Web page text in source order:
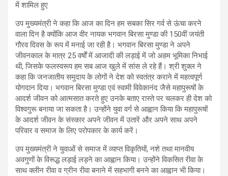
में शामिल हुए
उप मुख्यमंत्री ने कहा कि आज का दिन हम सबका सिर गर्व से ऊंचा करने
वाला दिन है क्योंकि आज वीर नायक भगवान बिरसा मुण्डा की 150वीं जयंती
गौरव दिवस के रूप में मनाई जा रही है। भगवान बिरसा मुण्डा ने अपने
जीवनकाल के मात्र 25 वर्षों में आजादी की लड़ाई में जो अहम भूमिका निभाई
थी, जिसके फलस्वरूप हम सब आज खुले में सांस ले रहे हैं। श्री शुक्ल ने
कहा कि जनजातीय समुदाय के लोगों ने देश को स्वतंत्र कराने में महत्वपूर्ण
योगदान दिया। भगवान बिरसा मुण्डा एवं स्वामी विवेकानंद जैसे महापुरूषों के
आदर्श जीवन को आत्मसात करते हुए उनके बताए रास्ते पर चलकर ही देश को
विश्वगुरू बनाया जा सकता है। उन्होंने युवा वर्ग से आह्वान किया कि महापुरूषों
के आदर्श जीवन के संस्कार अपने जीवन में उतारें और अपने साथ अपने
परिवार व समाज के लिए परोपकार के कार्य करें।
उप मुख्यमंत्री ने युवाओं से समाज में व्याप्त विकृतियों, नशे तथा मानवीय
अवगुणों के विरूद्ध लड़ाई लड़ने का आह्वान किया। उन्होंने विकसित रीवा के
साथ क्लीन रीवा व ग्रीन रीवा बनाने में सहभागी बनने का आह्वान भी किया।